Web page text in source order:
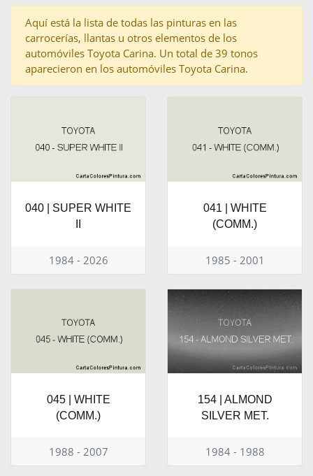
Aquí está la lista de todas las pinturas en las
carrocerías, llantas u otros elementos de los
automóviles Toyota Carina. Un total de 39 tonos
aparecieron en los automóviles Toyota Carina.
040 | SUPER WHITE
1984 - 2026
041 | WHITE
(COMM.)
1985 - 2001
045 | WHITE
(COMM.)
1988 - 2007
154 | ALMOND
SILVER MET.
1984 - 1988